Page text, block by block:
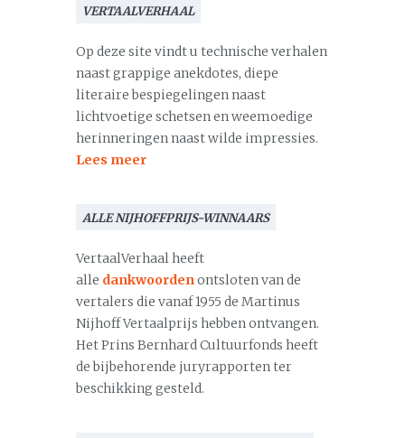
VERTAALVERHAAL
Op deze site vindt u technische verhalen
naast grappige anekdotes, diepe
literaire bespiegelingen naast
lichtvoetige schetsen en weemoedige
herinneringen naast wilde impressies.
Lees meer
ALLE NIJHOFFPRIJS-WINNAARS
VertaalVerhaal heeft
alle dankwoordenontsloten van de
vertalers die vanaf 1955 de Martinus
Nijhoff Vertaalprijs hebben ontvangen.
Het Prins Bernhard Cultuurfonds heeft
de bijbehorende juryrapporten ter
beschikking gesteld.